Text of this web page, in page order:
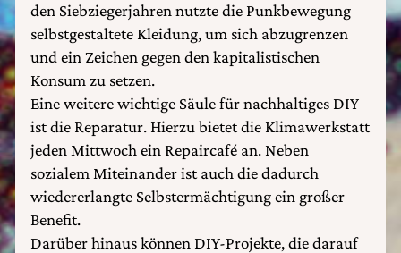
den Siebziegerjahren nutzte die Punkbewegung
selbstgestaltete Kleidung, um sich abzugrenzen
und ein Zeichen gegen den kapitalistischen
Konsum zu setzen.
Eine weitere wichtige Säule für nachhaltiges DIY
ist die Reparatur. Hierzu bietet die Klimawerkstatt
jeden Mittwoch ein Repaircafé an. Neben
sozialem Miteinander ist auch die dadurch
wiedererlangte Selbstermächtigung ein großer
Benefit.
Darüber hinaus können DIY-Projekte, die darauf